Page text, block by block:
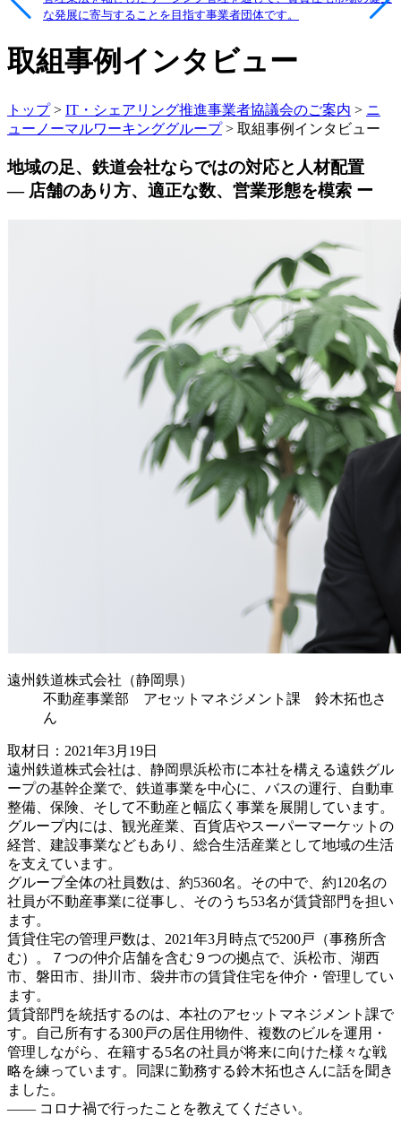
な発展に寄与することを目指す事業者団体です。
取組事例インタビュー
トップ> IT・シェアリング推進事業者協議会のご案内 > ニ
ューノーマルワーキンググループ> 取組事例インタビュー
地域の足、鉄道会社ならではの対応と人材配置
― 店舗のあり方、適正な数、営業形態を模索 ー
遠州鉄道株式会社（静岡県）
不動産事業部 アセットマネジメント課 鈴木拓也さ
ん
取材日：2021年3月19日
遠州鉄道株式会社は、静岡県浜松市に本社を構える遠鉄グル
ープの基幹企業で、鉄道事業を中心に、バスの運行、自動車
整備、保険、そして不動産と幅広く事業を展開しています。
グループ内には、観光産業、百貨店やスーパーマーケットの
経営、建設事業などもあり、総合生活産業として地域の生活
を支えています。
グループ全体の社員数は、約5360名。その中で、約120名の
社員が不動産事業に従事し、そのうち53名が賃貸部門を担い
ます。
賃貸住宅の管理戸数は、2021年3月時点で5200戸（事務所含
む）。７つの仲介店舗を含む９つの拠点で、浜松市、湖西
市、磐田市、掛川市、袋井市の賃貸住宅を仲介・管理してい
ます。
賃貸部門を統括するのは、本社のアセットマネジメント課で
す。自己所有する300戸の居住用物件、複数のビルを運用・
管理しながら、在籍する5名の社員が将来に向けた様々な戦
略を練っています。同課に勤務する鈴木拓也さんに話を聞き
ました。
―― コロナ禍で行ったことを教えてください。